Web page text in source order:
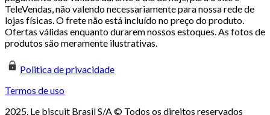
TeleVendas, não valendo necessariamente para nossa rede de
lojas físicas. O frete não está incluído no preço do produto.
Ofertas válidas enquanto durarem nossos estoques. As fotos de
produtos são meramente ilustrativas.
Politica de privacidade
Termos de uso
2025. Le biscuit Brasil S/A © Todos os direitos reservados